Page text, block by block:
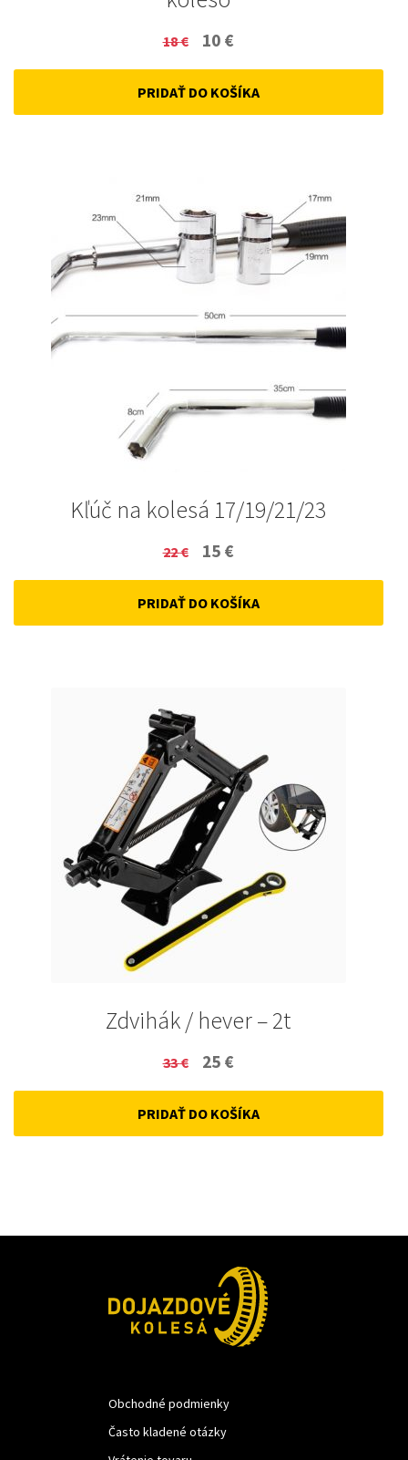
18€
Original
price
was:
10 €
price
is:
PRIDAŤ DO KOŠÍKA
Kľúč na kolesá 17/19/21/23
22€
Original
price
was:
15 €
price
is:
PRIDAŤ DO KOŠÍKA
Zdvihák / hever – 2t
33€
Original
price
was:
25 €
price
is:
PRIDAŤ DO KOŠÍKA
Obchodné podmienky
Často kladené otázky